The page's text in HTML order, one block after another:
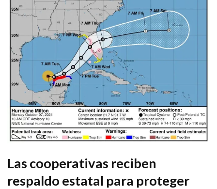
Las cooperativas reciben
respaldo estatal para proteger